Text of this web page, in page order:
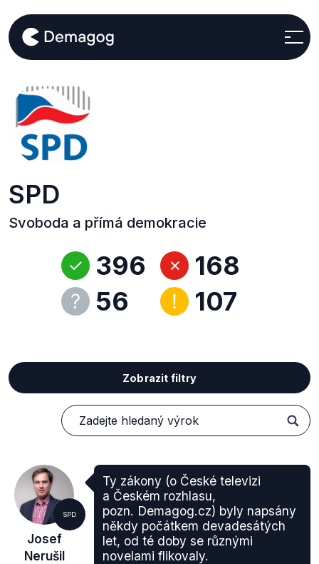
SPD
Svoboda a přímá demokracie
396
56
168
107
Zobrazit filtry
SPD
Josef
Nerušil
Ty zákony (o České televizi
a Českém rozhlasu,
pozn. Demagog.cz) byly napsány
někdy počátkem devadesátých
let, od té doby se různými
novelami flikovaly.